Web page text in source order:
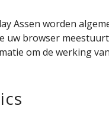
Assen worden
uw browser
om de werking